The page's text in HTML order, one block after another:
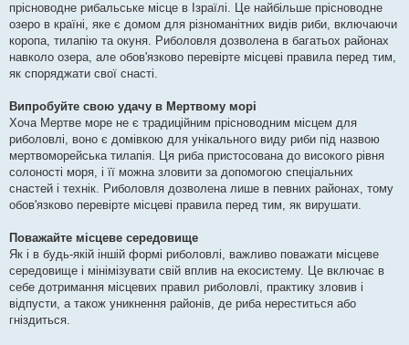
прісноводне рибальське місце в Ізраїлі. Це найбільше прісноводне
озеро в країні, яке є домом для різноманітних видів риби, включаючи
коропа, тилапію та окуня. Риболовля дозволена в багатьох районах
навколо озера, але обов'язково перевірте місцеві правила перед тим,
як споряджати свої снасті.
Випробуйте свою удачу в Мертвому морі
Хоча Мертве море не є традиційним прісноводним місцем для
риболовлі, воно є домівкою для унікального виду риби під назвою
мертвоморейська тилапія. Ця риба пристосована до високого рівня
солоності моря, і її можна зловити за допомогою спеціальних
снастей і технік. Риболовля дозволена лише в певних районах, тому
обов'язково перевірте місцеві правила перед тим, як вирушати.
Поважайте місцеве середовище
Як і в будь-якій іншій формі риболовлі, важливо поважати місцеве
середовище і мінімізувати свій вплив на екосистему. Це включає в
себе дотримання місцевих правил риболовлі, практику зловив і
відпусти, а також уникнення районів, де риба нереститься або
гніздиться.